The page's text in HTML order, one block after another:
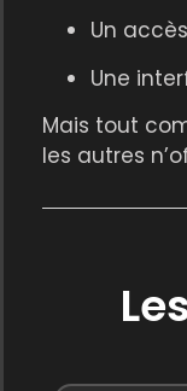
Un
Une
Mais tout
les autres